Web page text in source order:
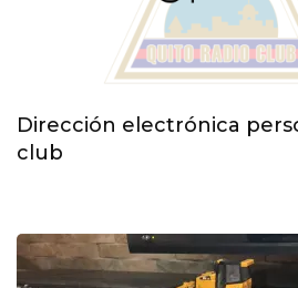
Dirección electrónica
club